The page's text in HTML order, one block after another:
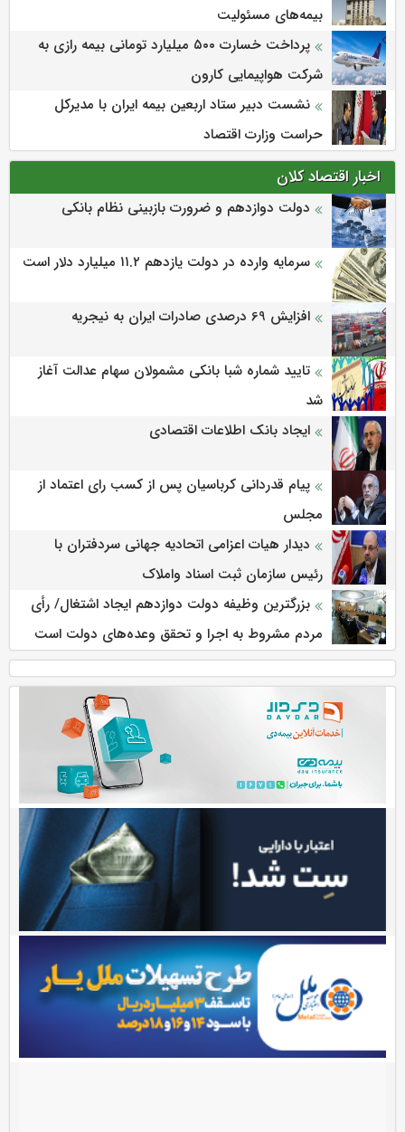
بیمه‌های مسئولیت
پرداخت خسارت ۵۰۰ میلیارد تومانی بیمه رازی به
شرکت هواپیمایی کارون
نشست دبیر ستاد اربعین بیمه ایران با مدیرکل
حراست وزارت اقتصاد
اخبار اقتصاد کلان
دولت دوازدهم و ضرورت بازبینی نظام بانکی
سرمایه وارده در دولت یازدهم ۱۱.۲ میلیارد دلار است
افزایش 69 درصدی صادرات ایران به نیجریه
تایید شماره شبا بانکی مشمولان سهام عدالت آغاز
شد
ایجاد بانک اطلاعات اقتصادی
پیام قدردانی کرباسیان پس از کسب رای اعتماد از
مجلس
دیدار هیات اعزامی اتحادیه جهانی سردفتران با
رئیس سازمان ثبت اسناد واملاک
بزرگترین وظیفه دولت دوازدهم ایجاد اشتغال/ رأی
مردم مشروط به اجرا و تحقق وعده‌های دولت است